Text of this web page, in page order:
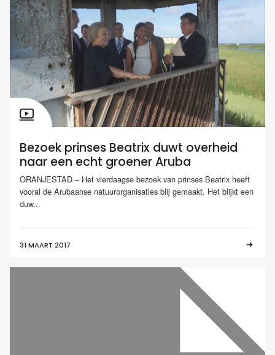
Bezoek prinses Beatrix duwt overheid
naar een echt groener Aruba
ORANJESTAD – Het vierdaagse bezoek van prinses Beatrix heeft
vooral de Arubaanse natuurorganisaties blij gemaakt. Het blijkt een
duw...
31 MAART 2017